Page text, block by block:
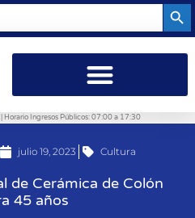
Ingresos Públicos: 07:00 a 17:30
julio 19, 2023 Cultura
de Cerámica de Colón
45 años